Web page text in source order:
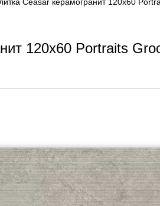
120x60 Portraits